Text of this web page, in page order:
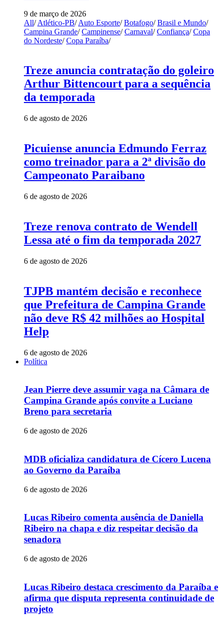
9 de março de 2026
All/ Atlético-PB/ Auto Esporte/ Botafogo/ Brasil e Mundo/
Campina Grande/ Campinense/ Carnaval/ Confiança/ Copa
do Nordeste/ Copa Paraíba/
Treze anuncia contratação do goleiro
Arthur Bittencourt para a sequência
da temporada
6 de agosto de 2026
Picuiense anuncia Edmundo Ferraz
como treinador para a 2ª divisão do
Campeonato Paraibano
6 de agosto de 2026
Treze renova contrato de Wendell
Lessa até o fim da temporada 2027
6 de agosto de 2026
TJPB mantém decisão e reconhece
que Prefeitura de Campina Grande
não deve R$ 42 milhões ao Hospital
Help
6 de agosto de 2026
Política
Jean Pierre deve assumir vaga na Câmara de
Campina Grande após convite a Luciano
Breno para secretaria
6 de agosto de 2026
MDB oficializa candidatura de Cícero Lucena
ao Governo da Paraíba
6 de agosto de 2026
Lucas Ribeiro comenta ausência de Daniella
Ribeiro na chapa e diz respeitar decisão da
senadora
6 de agosto de 2026
Lucas Ribeiro destaca crescimento da Paraíba e
afirma que disputa representa continuidade de
projeto